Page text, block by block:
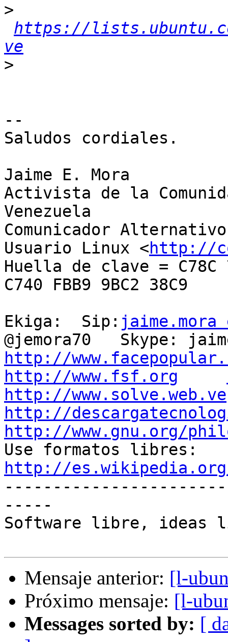
>
https://
ve
>
--
Saludos cordiales.
Jaime E. Mora
Activista de la
Venezuela
Comunicador Alternativo
Usuario Linux <http://
Huella de clave = C78C
C740 FBB9 9BC2 38C9
Ekiga:  Sip:
http://
http://www.fsf.org
http://www.solve.web.ve
http://
http://www.gnu.org/
http://es.wikipedia.org/
-----
Software libre,
Mensaje anterior: [l-
Próximo mensaje: [l-
Messages sorted by: [